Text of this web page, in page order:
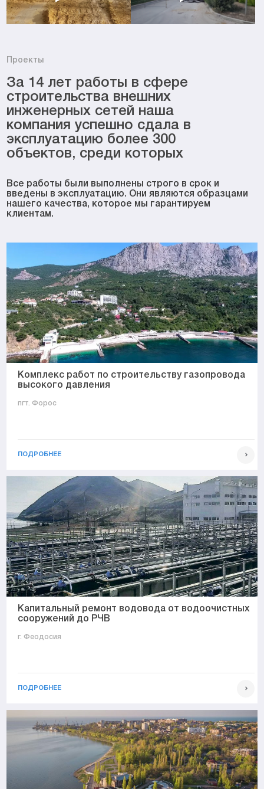
Проекты
За 14 лет работы в сфере
строительства внешних
инженерных сетей наша
компания успешно сдала в
эксплуатацию более 300
объектов, среди которых
Все работы были выполнены строго в срок и
введены в эксплуатацию. Они являются образцами
нашего качества, которое мы гарантируем
клиентам.
Комплекс работ по строительству газопровода
высокого давления
пгт. Форос
ПОДРОБНЕЕ
Капитальный ремонт водовода от водоочистных
сооружений до РЧВ
г. Феодосия
ПОДРОБНЕЕ